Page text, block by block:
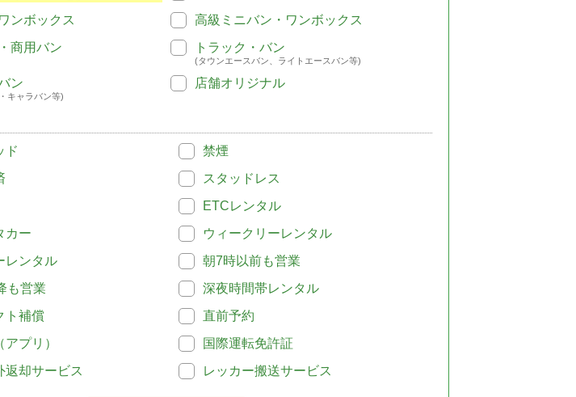
ンボックス
高級ミニバン・ワンボックス
商用バン
トラック・バン
(タウンエースバン、ライトエースバン等)
ン
キャラバン等)
店舗オリジナル
ド
禁煙
スタッドレス
ETCレンタル
カー
ウィークリーレンタル
レンタル
朝7時以前も営業
も営業
深夜時間帯レンタル
ト補償
直前予約
プリ）
国際運転免許証
返却サービス
レッカー搬送サービス